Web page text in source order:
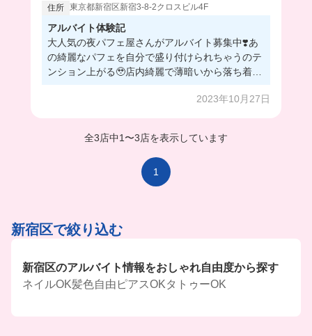
住所 東京都新宿区新宿3-8-2クロスビル4F
アルバイト体験記
大人気の夜パフェ屋さんがアルバイト募集中❣️あ
の綺麗なパフェを自分で盛り付けられちゃうのテ
ンション上がる🥹店内綺麗で薄暗いから落ち着い
2023年10月27日
全3店中1 〜3店を表示しています
1
新宿区で絞り込む
新宿区のアルバイト情報をおしゃれ自由度から探す
ネイルOK髪色自由 ピアスOKタトゥーOK